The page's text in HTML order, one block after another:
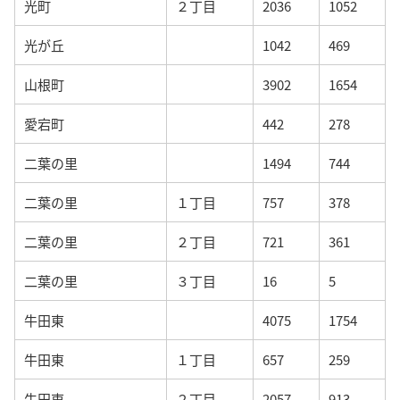
光町 ２丁目 2036 1052
光が丘 1042 469
山根町 3902 1654
愛宕町 442 278
二葉の里 1494 744
二葉の里 １丁目 757 378
二葉の里 ２丁目 721 361
二葉の里 ３丁目 16 5
牛田東 4075 1754
牛田東 １丁目 657 259